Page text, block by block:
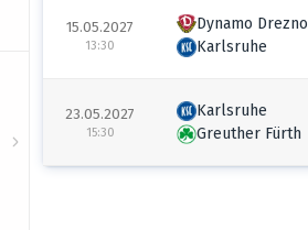
15.05.2027
13:30
Dynamo Drezno
Karlsruhe
23.05.2027
15:30
Karlsruhe
Greuther Fürth